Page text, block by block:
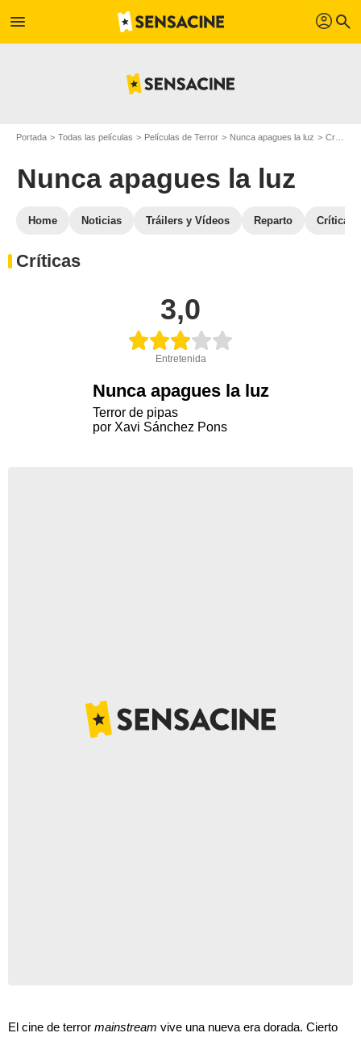
menu profil search
Portada Todas las películas Películas de Terror Nunca apagues la luz Críticas de Nunca apagues la luz
Nunca apagues la luz
Home Noticias Tráilers y Vídeos Reparto Críticas
Críticas
3,0
Entretenida
Nunca apagues la luz
Terror de pipas
por Xavi Sánchez Pons
El cine de terror mainstream vive una nueva era dorada. Cierto